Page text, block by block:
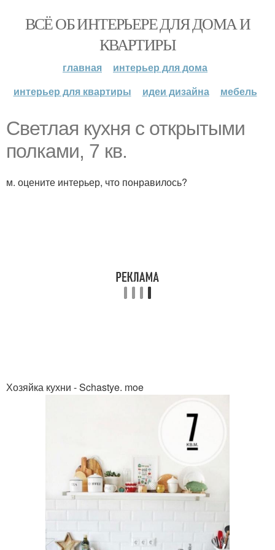
ВСЁ ОБ ИНТЕРЬЕРЕ ДЛЯ ДОМА И
КВАРТИРЫ
главная
интерьер для дома
интерьер для квартиры
идеи дизайна мебель
Светлая кухня с открытыми
полками, 7 кв.
м. оцените интерьер, что понравилось?
Хозяйка кухни - Schastye. moe